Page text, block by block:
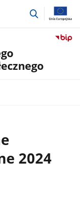
przejdź
2024